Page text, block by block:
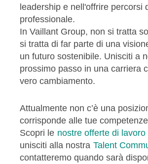
leadership e nell'offrire percorsi
professionale.
In Vaillant Group, non si tratta
si tratta di far parte di una
un futuro sostenibile. Unisciti a
prossimo passo in una carriera
vero cambiamento.
Attualmente non c’è una
corrisponde alle tue
Scopri le nostre offerte di lavoro
unisciti alla nostra Talent
contatteremo quando sarà